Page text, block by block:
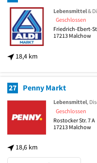
18,4 km
Lebensmittel&
Geschlossen
Friedrich-Ebert-
17213 Malchow
27 Penny Markt
18,6 km
Lebensmittel,
Geschlossen
Rostocker Str. 7 A
17213 Malchow